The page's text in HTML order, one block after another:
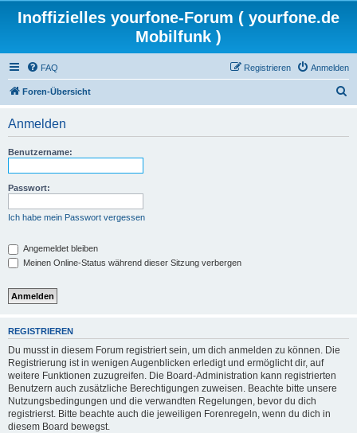
Inoffizielles yourfone-Forum ( yourfone.de
Mobilfunk )
FAQ Anmelden
Registrieren
Foren-Übersicht
Anmelden
Benutzername:
Passwort:
Ich habe mein Passwort vergessen
Angemeldet bleiben
Meinen Online-Status während dieser Sitzung verbergen
REGISTRIEREN
Du musst in diesem Forum registriert sein, um dich anmelden zu können. Die
Registrierung ist in wenigen Augenblicken erledigt und ermöglicht dir, auf
weitere Funktionen zuzugreifen. Die Board-Administration kann registrierten
Benutzern auch zusätzliche Berechtigungen zuweisen. Beachte bitte unsere
Nutzungsbedingungen und die verwandten Regelungen, bevor du dich
registrierst. Bitte beachte auch die jeweiligen Forenregeln, wenn du dich in
diesem Board bewegst.